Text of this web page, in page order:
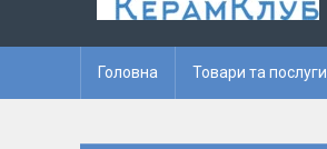
Головна Товари та послуги